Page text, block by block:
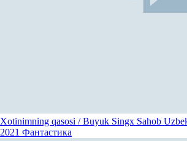
Xotinimning qasosi / Buyuk Singx Sahob
2021 Фантастика